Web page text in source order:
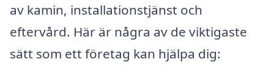
av kamin, installationstjänst och
eftervård. Här är några av de viktigaste
sätt som ett företag kan hjälpa dig: